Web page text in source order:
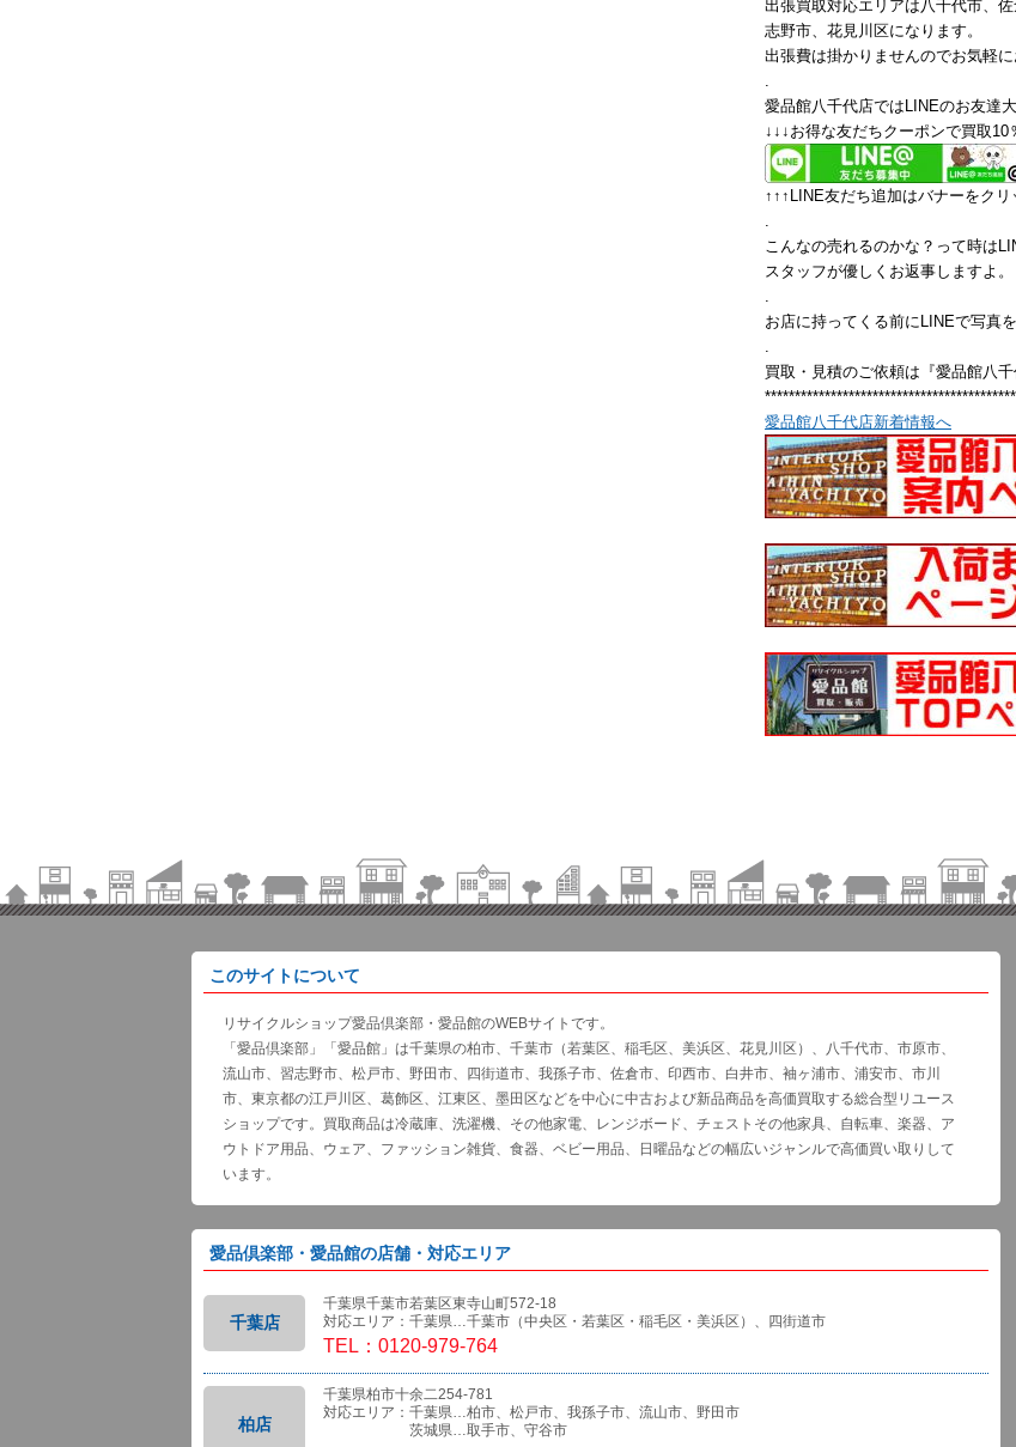
出張買取対応エリアは八千代市、
志野市、花見川区になります。
出張費は掛かりませんのでお気軽に
.
愛品館八千代店ではLINEのお友達大
↓↓↓お得な友だちクーポンで買取10
↑↑↑LINE友だち追加はバナーをクリ
.
こんなの売れるのかな？って時は
スタッフが優しくお返事しますよ。
.
お店に持ってくる前にLINEで写真
.
買取・見積のご依頼は『愛品館八千
愛品館八千代店新着情報へ
このサイトについて
リサイクルショップ愛品倶楽部・愛品館のWEBサイトです。
「愛品倶楽部」「愛品館」は千葉県の柏市、千葉市（若葉区、稲毛区、美浜区、花見川区）、八千代市、市原市、
流山市、習志野市、松戸市、野田市、四街道市、我孫子市、佐倉市、印西市、白井市、袖ヶ浦市、浦安市、市川
市、東京都の江戸川区、葛飾区、江東区、墨田区などを中心に中古および新品商品を高価買取する総合型リユース
ショップです。買取商品は冷蔵庫、洗濯機、その他家電、レンジボード、チェストその他家具、自転車、楽器、ア
ウトドア用品、ウェア、ファッション雑貨、食器、ベビー用品、日曜品などの幅広いジャンルで高価買い取りして
います。
愛品倶楽部・愛品館の店舗・対応エリア
千葉店
千葉県千葉市若葉区東寺山町572-18
対応エリア：千葉県…千葉市（中央区・若葉区・稲毛区・美浜区）、四街道市
TEL：0120-979-764
柏店
千葉県柏市十余二254-781
対応エリア：千葉県…柏市、松戸市、我孫子市、流山市、野田市
茨城県…取手市、守谷市